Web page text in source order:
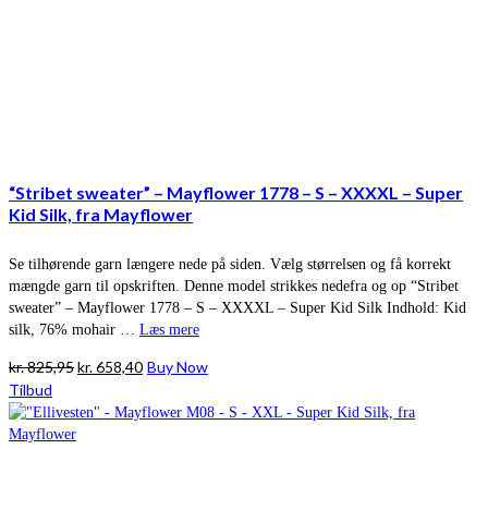
“Stribet sweater” – Mayflower 1778 – S – XXXXL – Super
Kid Silk, fra Mayflower
Se tilhørende garn længere nede på siden. Vælg størrelsen og få korrekt
mængde garn til opskriften. Denne model strikkes nedefra og op “Stribet
sweater” – Mayflower 1778 – S – XXXXL – Super Kid Silk Indhold: Kid
silk, 76% mohair … Læs mere
kr.825,95Den
pris
kr.658,40Den
pris
Buy Now
Tilbud